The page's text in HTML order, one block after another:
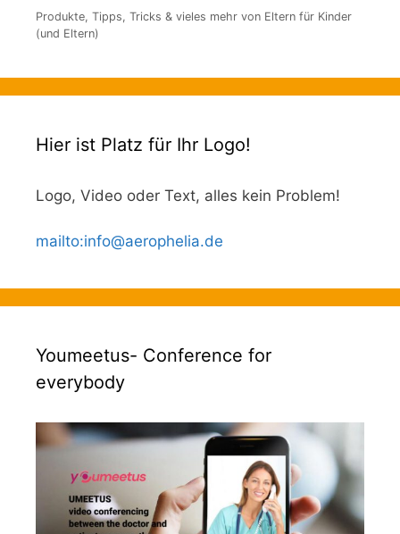
Produkte, Tipps, Tricks & vieles mehr von Eltern für Kinder
(und Eltern)
Hier ist Platz für Ihr Logo!
Logo, Video oder Text, alles kein Problem!
mailto:info@aerophelia.de
Youmeetus- Conference for
everybody